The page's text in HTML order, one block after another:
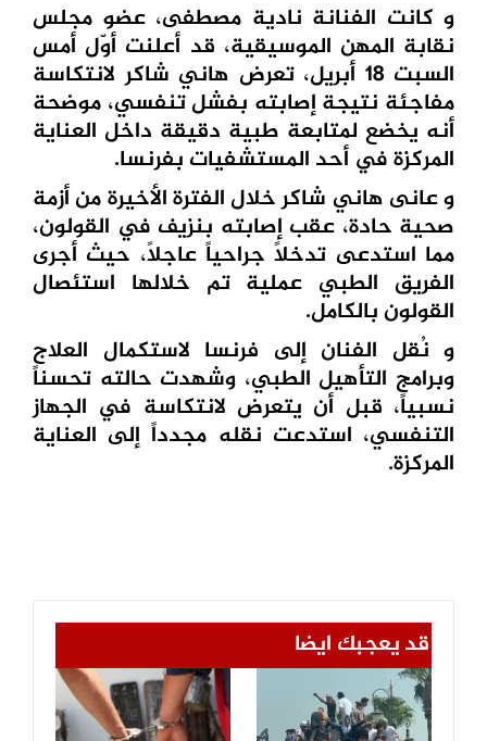
و كانت الفنانة نادية مصطفى، عضو مجلس
نقابة المهن الموسيقية، قد أعلنت أوّل أمس
السبت 18 أبريل، تعرض هاني شاكر لانتكاسة
مفاجئة نتيجة إصابته بفشل تنفسي، موضحة
أنه يخضع لمتابعة طبية دقيقة داخل العناية
المركزة في أحد المستشفيات بفرنسا.
و عانى هاني شاكر خلال الفترة الأخيرة من أزمة
صحية حادة، عقب إصابته بنزيف في القولون،
مما استدعى تدخلاً جراحياً عاجلاً، حيث أجرى
الفريق الطبي عملية تم خلالها استئصال
القولون بالكامل.
و نُقل الفنان إلى فرنسا لاستكمال العلاج
وبرامج التأهيل الطبي، وشهدت حالته تحسناً
نسبياً، قبل أن يتعرض لانتكاسة في الجهاز
التنفسي، استدعت نقله مجدداً إلى العناية
المركزة.
قد يعجبك ايضا